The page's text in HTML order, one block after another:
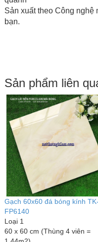
Sản xuất theo Công
bạn.
Sản phẩm liên
Gạch 60x60 đá bóng kính TK-
FP6140
Loại 1
60 x 60 cm (Thùng 4 viên =